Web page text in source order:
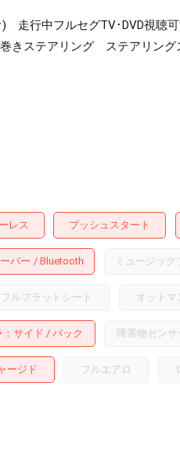
) 走行中フルセグTV･DVD視
ステアリング ステアリン
レス プッシュスタート
バー Bluetooth ミュージッ
フルフラットシート オットマ
サイド バック 障害物センサ
ージド フルエアロ